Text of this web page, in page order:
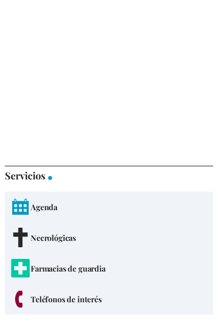
Servicios
Agenda
Necrológicas
Farmacias de guardia
Teléfonos de interés